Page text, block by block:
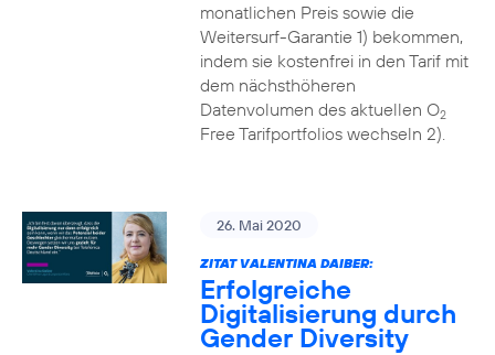
monatlichen Preis sowie die
Weitersurf-Garantie 1) bekommen,
indem sie kostenfrei in den Tarif mit
dem nächsthöheren
Datenvolumen des aktuellen O2
Free Tarifportfolios wechseln 2).
26. Mai 2020
ZITAT VALENTINA DAIBER:
Erfolgreiche
Digitalisierung durch
Gender Diversity